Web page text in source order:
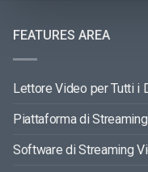
FEATURES AREA
Lettore Video per Tutti i
Piattaforma di
Software di Streaming